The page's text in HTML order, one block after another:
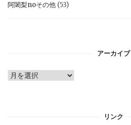
阿闍梨noその他 (53)
アーカイブ
ア
リンク